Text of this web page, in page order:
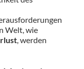
Welt, wie
, werden